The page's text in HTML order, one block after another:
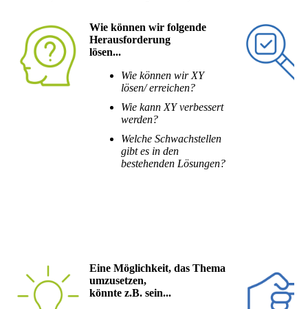
Wie können wir folgende
Herausforderung
lösen...
Wie können wir XY
lösen/ erreichen?
Wie kann XY verbessert
werden?
Welche Schwachstellen
gibt es in den
bestehenden Lösungen?
Eine Möglichkeit, das Thema
umzusetzen,
könnte z.B. sein...